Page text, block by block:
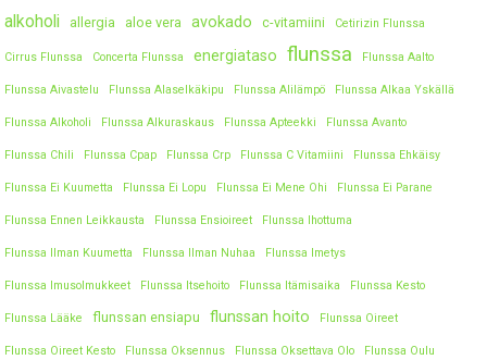
alkoholi allergia aloe vera avokado c-vitamiini Cetirizin Flunssa
Cirrus Flunssa Concerta Flunssa energiataso flunssa Flunssa Aalto
Flunssa Aivastelu Flunssa Alaselkäkipu Flunssa Alilämpö Flunssa Alkaa Yskällä
Flunssa Alkoholi Flunssa Alkuraskaus Flunssa Apteekki Flunssa Avanto
Flunssa Chili Flunssa Cpap Flunssa Crp Flunssa C Vitamiini Flunssa Ehkäisy
Flunssa Ei Kuumetta Flunssa Ei Lopu Flunssa Ei Mene Ohi Flunssa Ei Parane
Flunssa Ennen Leikkausta Flunssa Ensioireet Flunssa Ihottuma
Flunssa Ilman Kuumetta Flunssa Ilman Nuhaa Flunssa Imetys
Flunssa Imusolmukkeet Flunssa Itsehoito Flunssa Itämisaika Flunssa Kesto
Flunssa Lääke flunssan ensiapu flunssan hoito Flunssa Oireet
Flunssa Oireet Kesto Flunssa Oksennus Flunssa Oksettava Olo Flunssa Oulu